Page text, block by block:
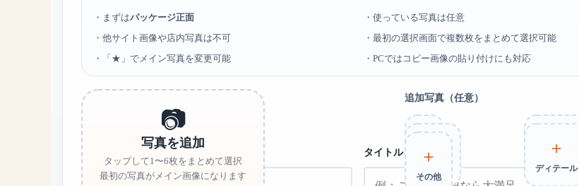
・まずはパッケージ正面
・使っている写真は任意
・他サイト画像や店内写真は不可
・最初の選択画面で複数枚をまとめて選択可能
・「★」でメイン写真を変更可能
・PCではコピー画像の貼り付けにも対応
📷
写真を追加
タップして1〜6枚をまとめて選択
最初の写真がメイン画像になります
追加写真（任意）
＋
裏面
＋
＋ ＋
ディテール
＋
その他
商品名 タイトル